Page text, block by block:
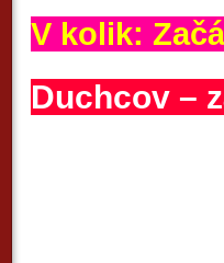
V kolik:
Duchcov –